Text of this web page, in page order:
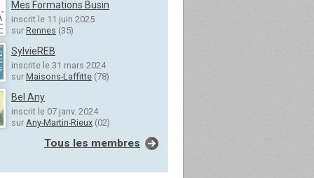
Mes Formations Busin
inscrit le 11 juin 2025
sur Rennes (35)
SylvieREB
inscrite le 31 mars 2024
sur Maisons-Laffitte (78)
Bel Any
inscrit le 07 janv. 2024
sur Any-Martin-Rieux (02)
Tous les membres